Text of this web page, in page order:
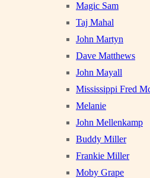
Magic Sam
Taj Mahal
John Martyn
Dave Matthews
John Mayall
Mississippi Fred
Melanie
John Mellenkamp
Buddy Miller
Frankie Miller
Moby Grape